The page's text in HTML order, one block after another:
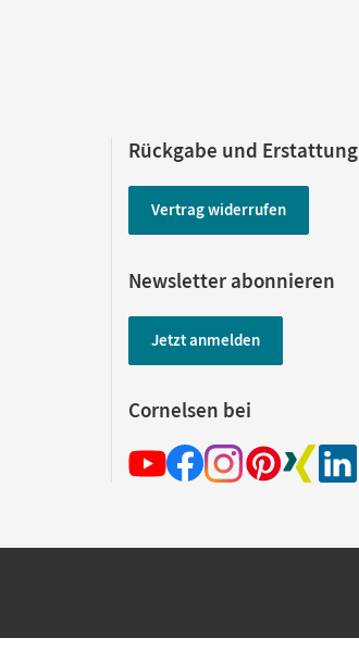
Rückgabe und Erstattung
Vertrag widerrufen
Newsletter abonnieren
Jetzt anmelden
Cornelsen bei